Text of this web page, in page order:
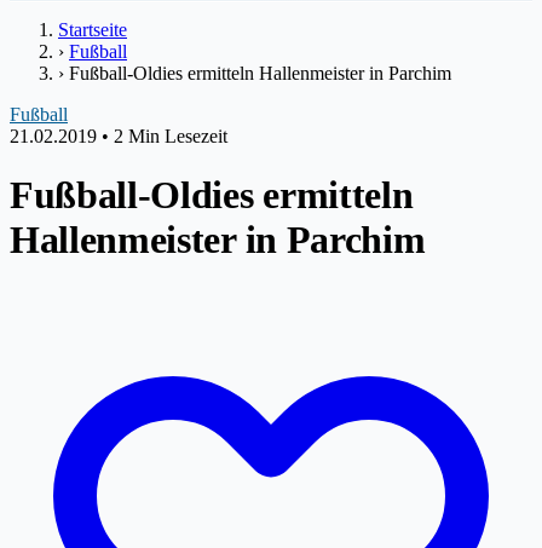
Startseite
› Fußball
› Fußball-Oldies ermitteln Hallenmeister in Parchim
Fußball
21.02.2019 • 2 Min Lesezeit
Fußball-Oldies ermitteln
Hallenmeister in Parchim